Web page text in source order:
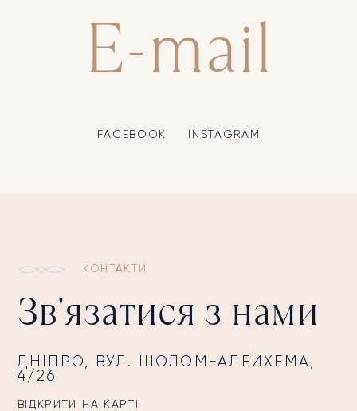
E-mail
FACEBOOK INSTAGRAM
КОНТАКТИ
Зв'язатися з нами
ДНІПРО, ВУЛ. ШОЛОМ-АЛЕЙХЕМА,
4/26
ВІДКРИТИ НА КАРТІ